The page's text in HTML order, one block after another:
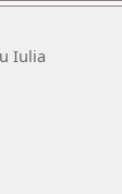
Iulia